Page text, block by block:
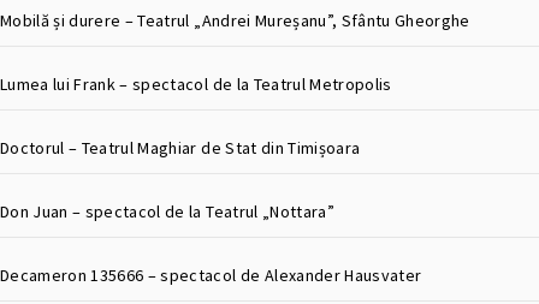
Mobilă și durere – Teatrul „Andrei Mureșanu”, Sfântu Gheorghe
Lumea lui Frank – spectacol de la Teatrul Metropolis
Doctorul – Teatrul Maghiar de Stat din Timișoara
Don Juan – spectacol de la Teatrul „Nottara”
Decameron 135666 – spectacol de Alexander Hausvater